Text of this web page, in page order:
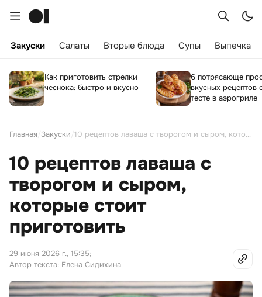
Закуски Салаты Вторые блюда Супы Выпечка
Как приготовить стрелки
чеснока: быстро и вкусно
6 потрясающе
вкусных рецептов
тесте в аэрогриле
Главная Закуски 10 рецептов лаваша с творогом и сыром, которые стоит приготовить
10 рецептов лаваша с
творогом и сыром,
которые стоит
приготовить
29 июня 2026 г., 15:35;
Автор текста: Елена Сидихина